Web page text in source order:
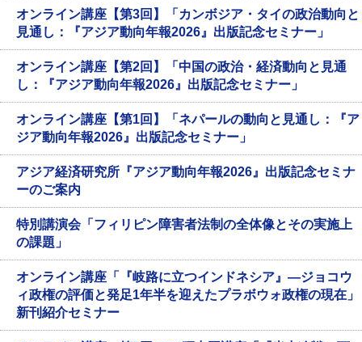
オンライン講座【第3回】「カンボジア・タイの政治動向と
見通し：『アジア動向年報2026』出版記念セミナー」
オンライン講座【第2回】「中国の政治・経済動向と見通
し：『アジア動向年報2026』出版記念セミナー」
オンライン講座【第1回】「ネパールの動向と見通し：『ア
ジア動向年報2026』出版記念セミナー」
アジア経済研究所『アジア動向年報2026』出版記念セミナ
ーのご案内
特別講演会「フィリピン障害者法制の全体像とその実施上
の課題」
オンライン講座「『岐路に立つインドネシア』―ジョコウ
ィ政権の評価と発足1年半を迎えたプラボウォ政権の現在」
新刊紹介セミナー